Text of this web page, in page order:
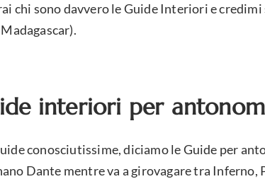
chi sono davvero le Guide Interiori e
interiori per
conosciutissime, diciamo le Guide per
Dante mentre va a girovagare tra Inferno,